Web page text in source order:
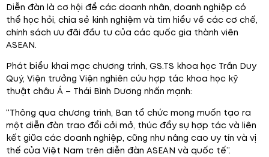
Diễn đàn là cơ hội để các doanh nhân, doanh nghiệp có
thể học hỏi, chia sẻ kinh nghiệm và tìm hiểu về các cơ chế,
chính sách ưu đãi đầu tư của các quốc gia thành viên
ASEAN.
Phát biểu khai mạc chương trình, GS.TS khoa học Trần Duy
Quý, Viện trưởng Viện nghiên cứu hợp tác khoa học kỹ
thuật châu Á – Thái Bình Dương nhấn mạnh:
“Thông qua chương trình, Ban tổ chức mong muốn tạo ra
một diễn đàn trao đổi cởi mở, thúc đẩy sự hợp tác và liên
kết giữa các doanh nghiệp, cũng như nâng cao uy tín và vị
thế của Việt Nam trên diễn đàn ASEAN và quốc tế”.